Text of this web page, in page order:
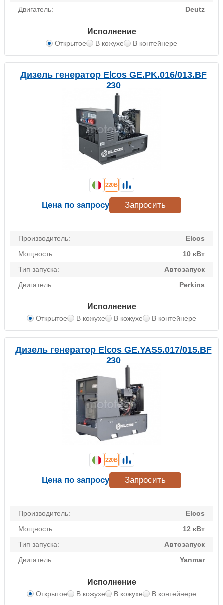
Двигатель: Deutz
Исполнение
Открытое В кожухе В контейнере
Дизель генератор Elcos GE.PK.016/013.BF
230
Производитель:
Elcos
Мощность:
10 кВт
Тип запуска:
Автозапуск
Двигатель:
Perkins
Исполнение
Открытое В кожухе В кожухе В контейнере
220В
Цена по запросу Запросить
Дизель генератор Elcos GE.YAS5.017/015.BF
230
Производитель:
Elcos
Мощность:
12 кВт
Тип запуска:
Автозапуск
Двигатель:
Yanmar
Исполнение
Открытое В кожухе В кожухе В контейнере
220В
Цена по запросу Запросить